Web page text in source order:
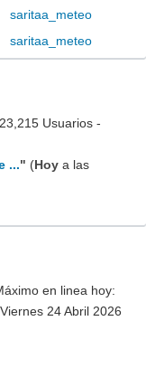
saritaa_meteo
saritaa_meteo
Usuarios -
..." (Hoy a las
en linea hoy:
24 Abril 2026